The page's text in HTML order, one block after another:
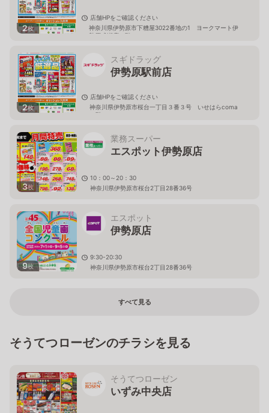
2枚
店舗HPをご確認ください
神奈川県伊勢原市下糟屋3022番地の1 ヨークマート伊
勢原成瀬店１階
2枚
スギドラッグ
伊勢原駅前店
店舗HPをご確認ください
神奈川県伊勢原市桜台一丁目３番３号 いせはらcoma
２階
3枚
業務スーパー
エスポット伊勢原店
10：00～20：30
神奈川県伊勢原市桜台2丁目28番36号
9枚
エスポット
伊勢原店
9:30-20:30
神奈川県伊勢原市桜台2丁目28番36号
すべて見る
そうてつローゼンのチラシを見る
そうてつローゼン
いずみ中央店